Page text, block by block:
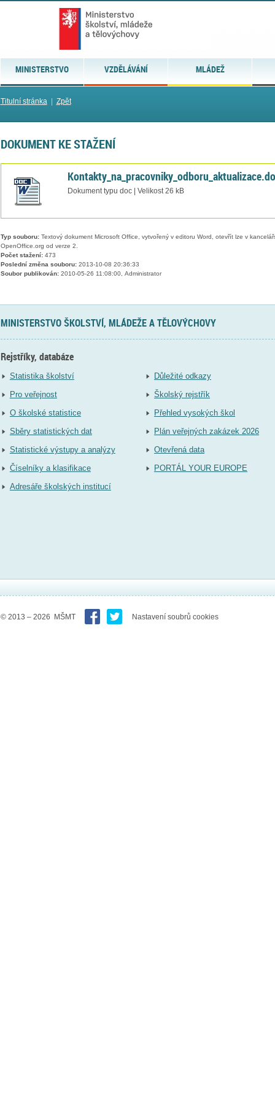
MINISTERSTVO VZDĚLÁVÁNÍ MLÁDEŽ
Titulní stránka| Zpět
DOKUMENT KE STAŽENÍ
Dokument typu doc | Velikost 26 kB
Typ souboru:Textový dokument Microsoft Office, vytvořený v editoru Word, otevřít lze v
OpenOffice.org od verze 2.
Počet stažení:473
Poslední změna souboru:2013-10-08 20:36:33
Soubor publikován:2010-05-26 11:08:00, Administrator
MINISTERSTVO ŠKOLSTVÍ, MLÁDEŽE A TĚLOVÝCHOVY
Rejstříky, databáze
Statistika školství
Pro veřejnost
O školské statistice
Sběry statistických dat
Statistické výstupy a analýzy
Číselníky a klasifikace
Adresáře školských institucí
Důležité odkazy
Školský rejstřík
Přehled vysokých škol
Plán veřejných zakázek 2026
Otevřená data
PORTÁL YOUR EUROPE
© 2013 – 2026 MŠMT Nastavení soubrů cookies